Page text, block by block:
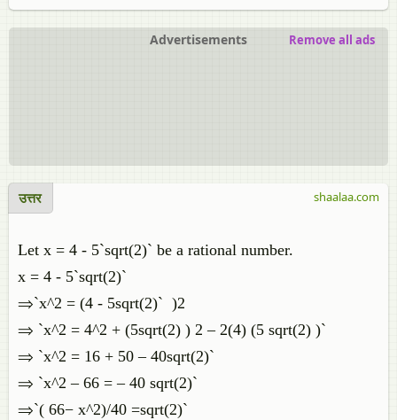
Advertisements Remove all ads
उत्तर
Let x = 4 - 5`sqrt(2)` be a rational number.
x = 4 - 5`sqrt(2)`
⇒`x^2 = (4 - 5sqrt(2)` )2
⇒ `x^2 = 4^2 + (5sqrt(2) ) 2 – 2(4) (5 sqrt(2) )`
⇒ `x^2 = 16 + 50 – 40sqrt(2)`
⇒ `x^2 – 66 = – 40 sqrt(2)`
⇒`( 66− x^2)/40 =sqrt(2)`
shaalaa.com